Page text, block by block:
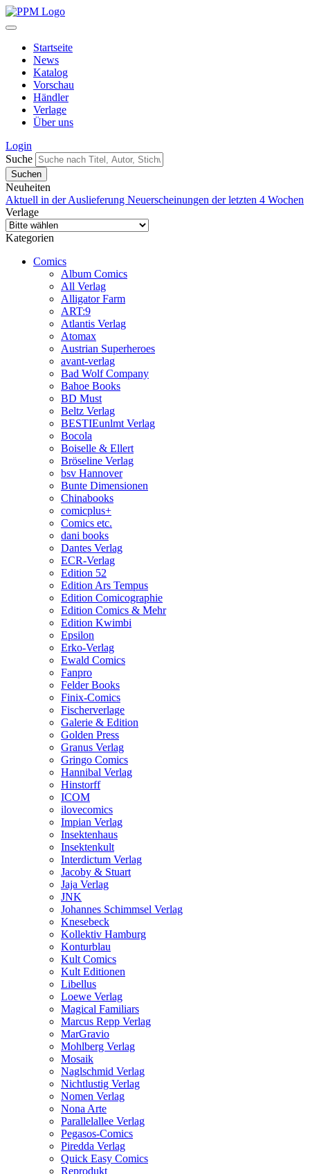
Startseite
News
Katalog
Vorschau
Händler
Verlage
Über uns
Login
Suche
Neuheiten
Aktuell in der Auslieferung Neuerscheinungen der letzten 4 Wochen
Verlage
Kategorien
Comics
Album Comics
All Verlag
Alligator Farm
ART:9
Atlantis Verlag
Atomax
Austrian Superheroes
avant-verlag
Bad Wolf Company
Bahoe Books
BD Must
Beltz Verlag
BESTIEunlmt Verlag
Bocola
Boiselle & Ellert
Bröseline Verlag
bsv Hannover
Bunte Dimensionen
Chinabooks
comicplus+
Comics etc.
dani books
Dantes Verlag
ECR-Verlag
Edition 52
Edition Ars Tempus
Edition Comicographie
Edition Comics & Mehr
Edition Kwimbi
Epsilon
Erko-Verlag
Ewald Comics
Fanpro
Felder Books
Finix-Comics
Fischerverlage
Galerie & Edition
Golden Press
Granus Verlag
Gringo Comics
Hannibal Verlag
Hinstorff
ICOM
ilovecomics
Impian Verlag
Insektenhaus
Insektenkult
Interdictum Verlag
Jacoby & Stuart
Jaja Verlag
JNK
Johannes Schimmsel Verlag
Knesebeck
Kollektiv Hamburg
Konturblau
Kult Comics
Kult Editionen
Libellus
Loewe Verlag
Magical Familiars
Marcus Repp Verlag
MarGravio
Mohlberg Verlag
Mosaik
Naglschmid Verlag
Nichtlustig Verlag
Nomen Verlag
Nona Arte
Parallelallee Verlag
Pegasos-Comics
Piredda Verlag
Quick Easy Comics
Reprodukt